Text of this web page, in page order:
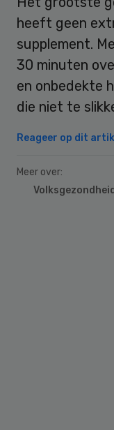
heeft geen
supplement.
30 minuten
en onbedekte
die niet te
Reageer op dit
Meer over:
Volksgezondheid